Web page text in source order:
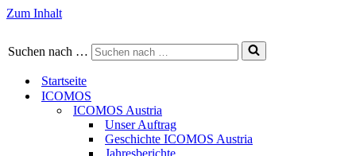
Zum Inhalt
Suchen nach …
Startseite
ICOMOS
ICOMOS Austria
Unser Auftrag
Geschichte ICOMOS Austria
Jahresberichte